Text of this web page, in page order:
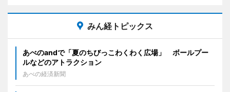
みん経トピックス
あべのandで「夏のちびっこわくわく広場」 ボールプー
ルなどのアトラクション
あべの経済新聞